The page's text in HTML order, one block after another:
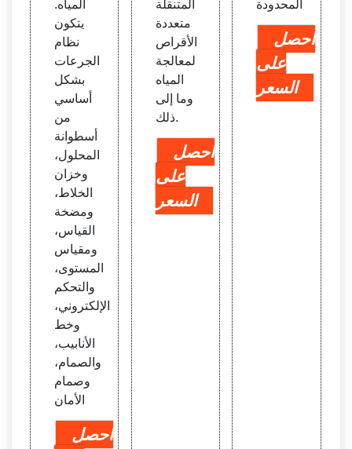
المياه.
يتكون
نظام
الجرعات
بشكل
أساسي
من
أسطوانة
المحلول،
وخزان
الخلاط،
ومضخة
القياس،
ومقياس
المستوى،
والتحكم
الإلكتروني،
وخط
الأنابيب،
والصمام،
وصمام
الأمان
احصل
المتنقلة
متعددة
الأقراص
لمعالجة
المياه
وما إلى
ذلك.
احصل
على
السعر
المحدودة
احصل
على
السعر